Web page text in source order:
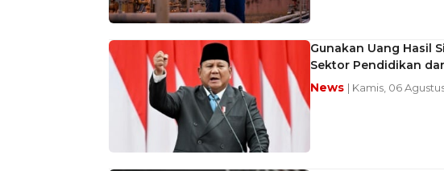
Gunakan Uang Hasil
Sektor Pendidikan
News | Kamis, 06